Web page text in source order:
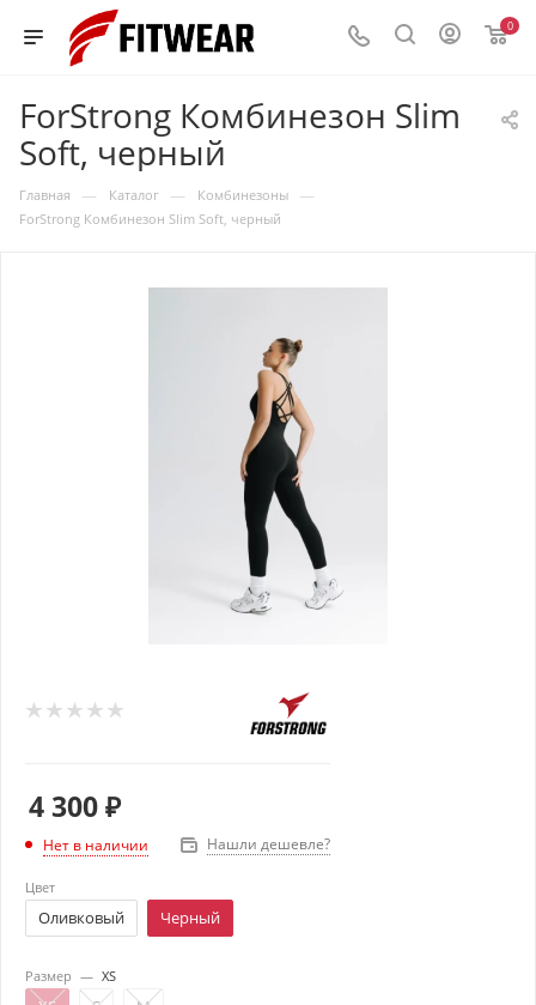
0
ForStrong Комбинезон Slim
Soft, черный
Главная — Каталог — Комбинезоны —
ForStrong Комбинезон Slim Soft, черный
4 300₽
Нет в наличии Нашли дешевле?
Цвет
Оливковый Черный
Размер — XS